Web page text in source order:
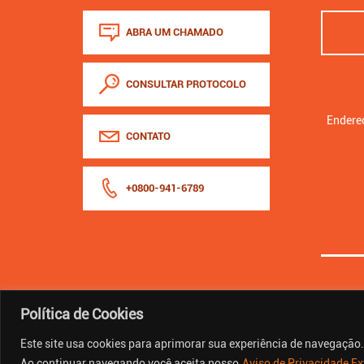
Política de Cookies
Este site usa cookies para aprimorar sua experiência de navegação.
ABRA UM CHAMADO
CONSULTAR PROTOCOLO
CONTATO
+0800-941-6789